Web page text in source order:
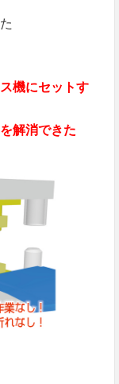
機にセットす
解消できた